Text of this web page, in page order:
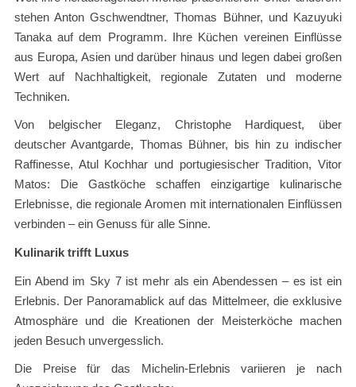
stehen Anton Gschwendtner, Thomas Bühner, und Kazuyuki
Tanaka auf dem Programm. Ihre Küchen vereinen Einflüsse
aus Europa, Asien und darüber hinaus und legen dabei großen
Wert auf Nachhaltigkeit, regionale Zutaten und moderne
Techniken.
Von belgischer Eleganz, Christophe Hardiquest, über
deutscher Avantgarde, Thomas Bühner, bis hin zu indischer
Raffinesse, Atul Kochhar und portugiesischer Tradition, Vitor
Matos: Die Gastköche schaffen einzigartige kulinarische
Erlebnisse, die regionale Aromen mit internationalen Einflüssen
verbinden – ein Genuss für alle Sinne.
Kulinarik trifft Luxus
Ein Abend im Sky 7 ist mehr als ein Abendessen – es ist ein
Erlebnis. Der Panoramablick auf das Mittelmeer, die exklusive
Atmosphäre und die Kreationen der Meisterköche machen
jeden Besuch unvergesslich.
Die Preise für das Michelin-Erlebnis variieren je nach